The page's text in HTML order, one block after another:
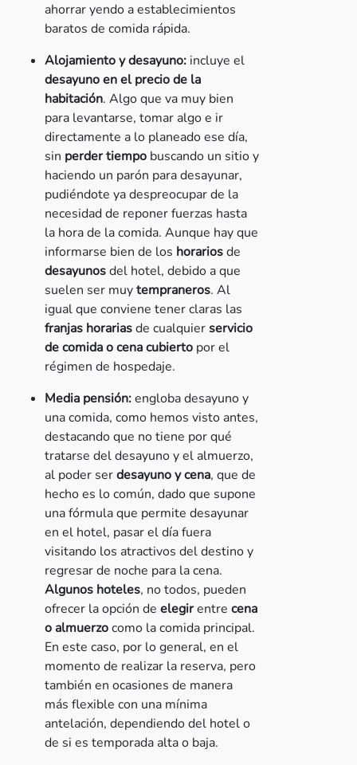
ahorrar yendo a establecimientos
baratos de comida rápida.
Alojamiento y desayuno: incluye el
desayuno en el precio de la
habitación. Algo que va muy bien
para levantarse, tomar algo e ir
directamente a lo planeado ese día,
sin perder tiempo buscando un sitio y
haciendo un parón para desayunar,
pudiéndote ya despreocupar de la
necesidad de reponer fuerzas hasta
la hora de la comida. Aunque hay que
informarse bien de los horariosde
desayunosdel hotel, debido a que
suelen ser muytempraneros. Al
igual que conviene tener claras las
franjas horariasde cualquierservicio
de comida o cena cubierto por el
régimen de hospedaje.
Media pensión:engloba desayuno y
una comida, como hemos visto antes,
destacando que no tiene por qué
tratarse del desayuno y el almuerzo,
al poder serdesayuno y cena, que de
hecho es lo común, dado que supone
una fórmula que permite desayunar
en el hotel, pasar el día fuera
visitando los atractivos del destino y
regresar de noche para la cena.
Algunos hoteles, no todos, pueden
ofrecer la opción de elegirentre cena
o almuerzocomo la comida principal.
En este caso, por lo general, en el
momento de realizar la reserva, pero
también en ocasiones de manera
más flexible con una mínima
antelación, dependiendo del hotel o
de si es temporada alta o baja.